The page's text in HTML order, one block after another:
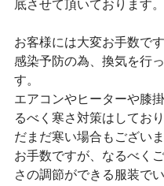
底させて頂いております。﻿
お客様には大変お手数で
感染予防の為、換気を行
す。﻿
エアコンやヒーターや膝
るべく寒さ対策はしてお
だまだ寒い場合もございま
お手数ですが、なるべく
さの調節ができる服装で